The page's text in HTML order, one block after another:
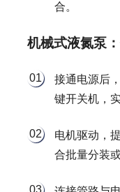
合。
机械式液氮泵
01
接通电源后
键开关机，
02
电机驱动，
合批量分装